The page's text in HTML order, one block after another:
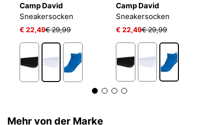
Camp David
Sneakersocken
€ 22,49€ 29,99
Camp David
Sneakersocken
€ 22,49€ 29,99
Mehr von der Marke